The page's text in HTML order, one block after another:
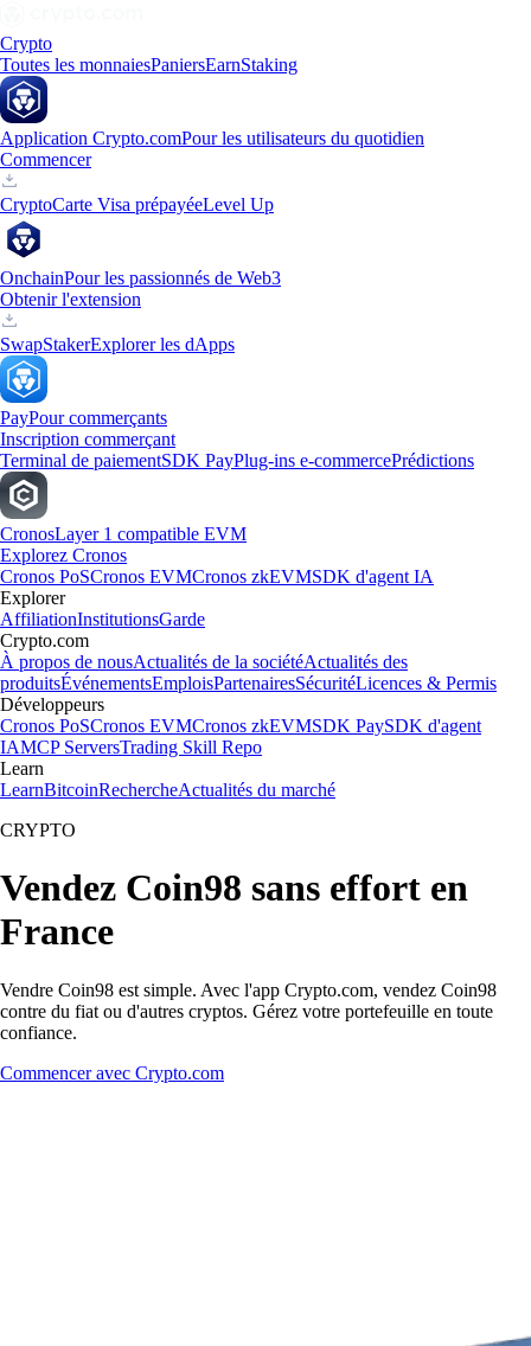
Crypto
Toutes les monnaiesPaniersEarnStaking
Application Crypto.comPour les utilisateurs du quotidien
Commencer
CryptoCarte Visa prépayéeLevel Up
OnchainPour les passionnés de Web3
Obtenir l'extension
SwapStakerExplorer les dApps
PayPour commerçants
Inscription commerçant
Terminal de paiementSDK PayPlug-ins e-commercePrédictions
CronosLayer 1 compatible EVM
Explorez Cronos
Cronos PoSCronos EVMCronos zkEVMSDK d'agent IA
Explorer
AffiliationInstitutionsGarde
Crypto.com
À propos de nousActualités de la sociétéActualités des
produitsÉvénementsEmploisPartenairesSécuritéLicences & Permis
Développeurs
Cronos PoSCronos EVMCronos zkEVMSDK PaySDK d'agent
IAMCP ServersTrading Skill Repo
Learn
LearnBitcoinRechercheActualités du marché
CRYPTO
Vendez Coin98 sans effort en
France
Vendre Coin98 est simple. Avec l'app Crypto.com, vendez Coin98
contre du fiat ou d'autres cryptos. Gérez votre portefeuille en toute
confiance.
Commencer avec Crypto.com